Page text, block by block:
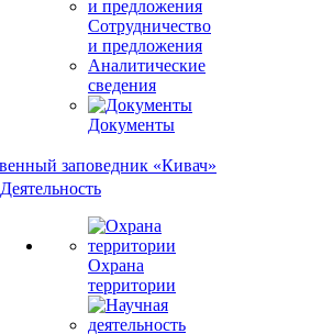
Сотрудничество
и предложения
Аналитические
сведения
Документы
Деятельность
Охрана
территории